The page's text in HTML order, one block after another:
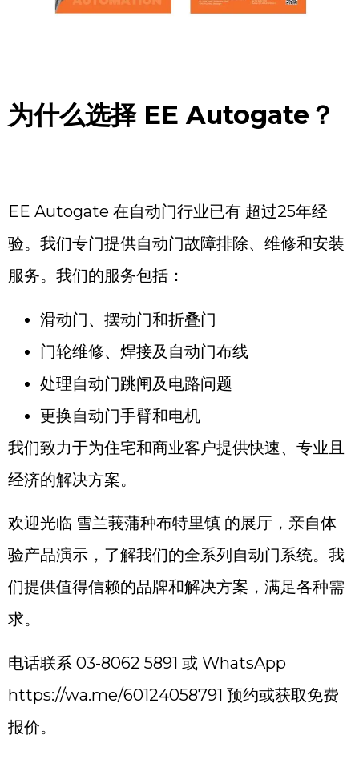
为什么选择 EE Autogate ？
EE Autogate 在自动门行业已有 超过25年经
验。我们专门提供自动门故障排除、维修和安装
服务。我们的服务包括：
滑动门、摆动门和折叠门
门轮维修、焊接及自动门布线
处理自动门跳闸及电路问题
更换自动门手臂和电机
我们致力于为住宅和商业客户提供快速、专业且
经济的解决方案。
欢迎光临 雪兰莪蒲种布特里镇 的展厅，亲自体
验产品演示，了解我们的全系列自动门系统。我
们提供值得信赖的品牌和解决方案，满足各种需
求。
电话联系 03-8062 5891 或 WhatsApp
https://wa.me/60124058791 预约或获取免费
报价。